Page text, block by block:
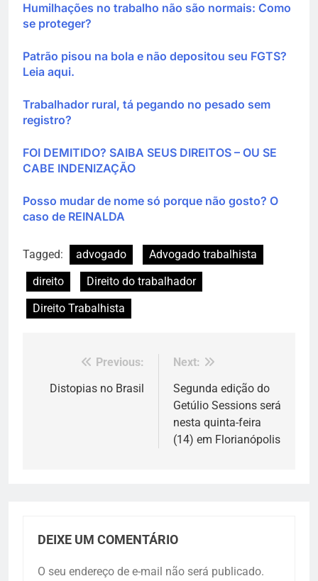
Humilhações no trabalho não são normais: Como
se proteger?
Patrão pisou na bola e não depositou seu FGTS?
Leia aqui.
Trabalhador rural, tá pegando no pesado sem
registro?
FOI DEMITIDO? SAIBA SEUS DIREITOS – OU SE
CABE INDENIZAÇÃO
Posso mudar de nome só porque não gosto? O
caso de REINALDA
Tagged: advogado
Advogado trabalhista
direito
Direito do trabalhador
Direito Trabalhista
Navegação
de
Previous:
Distopias no Brasil
Next:
Segunda edição do
Getúlio Sessions será
nesta quinta-feira
(14) em Florianópolis
DEIXE UM COMENTÁRIO
O seu endereço de e-mail não será publicado.